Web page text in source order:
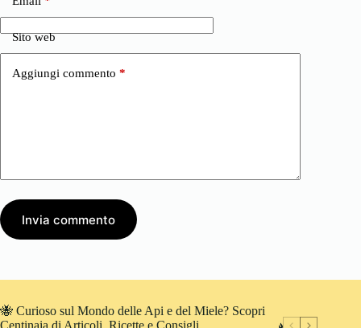
Sito web
Aggiungi commento *
Invia commento
🐝 Curioso sul Mondo delle Api e del Miele? Scopri